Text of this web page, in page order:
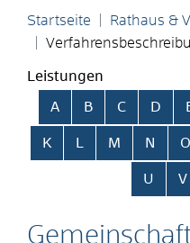
Startseite Rathaus &
Leistungen
Alphabetisches Register
A B C D
K L M N O
U V